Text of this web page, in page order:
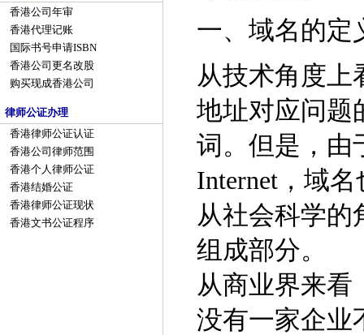
香港公司年审
香港代理记账
国际书号申请ISBN
香港公司更名改股
购买现成香港公司
律师公证办理
香港律师公证认证
香港公司律师范围
香港个人律师公证
香港结婚公证
香港律师公证现状
香港文书公证程序
一、域名的定
从技术角度上
地址对应问题
词。但是，由
Internet，域
从社会科学的
组成部分。
从商业界来
没有一家企业